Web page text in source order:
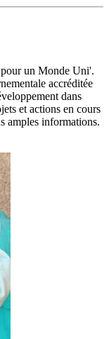
un Monde Uni'.
accréditée
dans
et actions en cours
amples informations.